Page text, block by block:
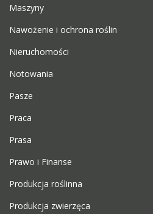
Maszyny
Nawożenie i ochrona roślin
Nieruchomości
Notowania
Pasze
Praca
Prasa
Prawo i Finanse
Produkcja roślinna
Produkcja zwierzęca